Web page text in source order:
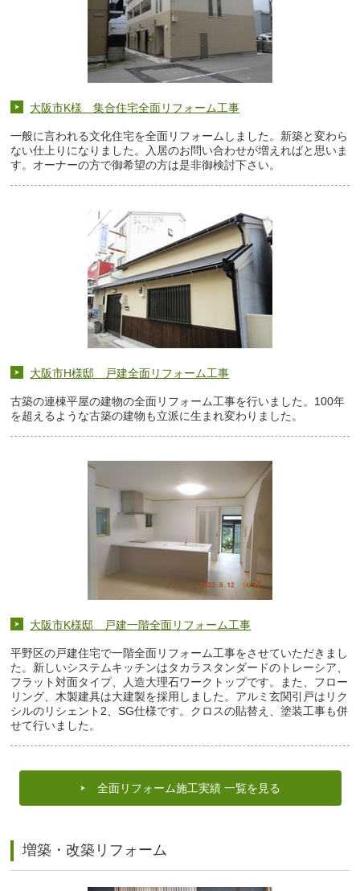
大阪市K様 集合住宅全面リフォーム工事
一般に言われる文化住宅を全面リフォームしました。新築と変わら
ない仕上りになりました。入居のお問い合わせが増えればと思いま
す。オーナーの方で御希望の方は是非御検討下さい。
大阪市H様邸 戸建全面リフォーム工事
古築の連棟平屋の建物の全面リフォーム工事を行いました。100年
を超えるような古築の建物も立派に生まれ変わりました。
大阪市K様邸 戸建一階全面リフォーム工事
平野区の戸建住宅で一階全面リフォーム工事をさせていただきまし
た。新しいシステムキッチンはタカラスタンダードのトレーシア、
フラット対面タイプ、人造大理石ワークトップです。また、フロー
リング、木製建具は大建製を採用しました。アルミ玄関引戸はリク
シルのリシェント2、SG仕様です。クロスの貼替え、塗装工事も併
せて行いました。
全面リフォーム施工実績 一覧を見る
増築・改築リフォーム